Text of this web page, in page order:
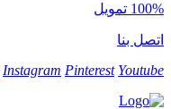
100% تمويل
اتصل بنا
Instagram Pinterest Youtube